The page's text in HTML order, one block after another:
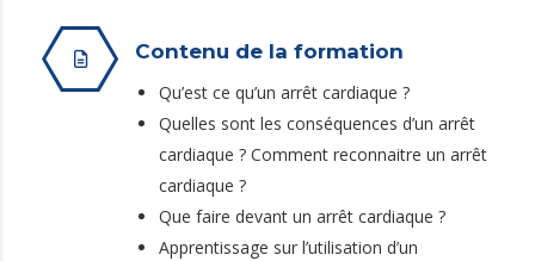
Contenu de la formation
Qu’est ce qu’un arrêt cardiaque ?
Quelles sont les conséquences d’un arrêt
cardiaque ? Comment reconnaitre un arrêt
cardiaque ?
Que faire devant un arrêt cardiaque ?
Apprentissage sur l’utilisation d’un